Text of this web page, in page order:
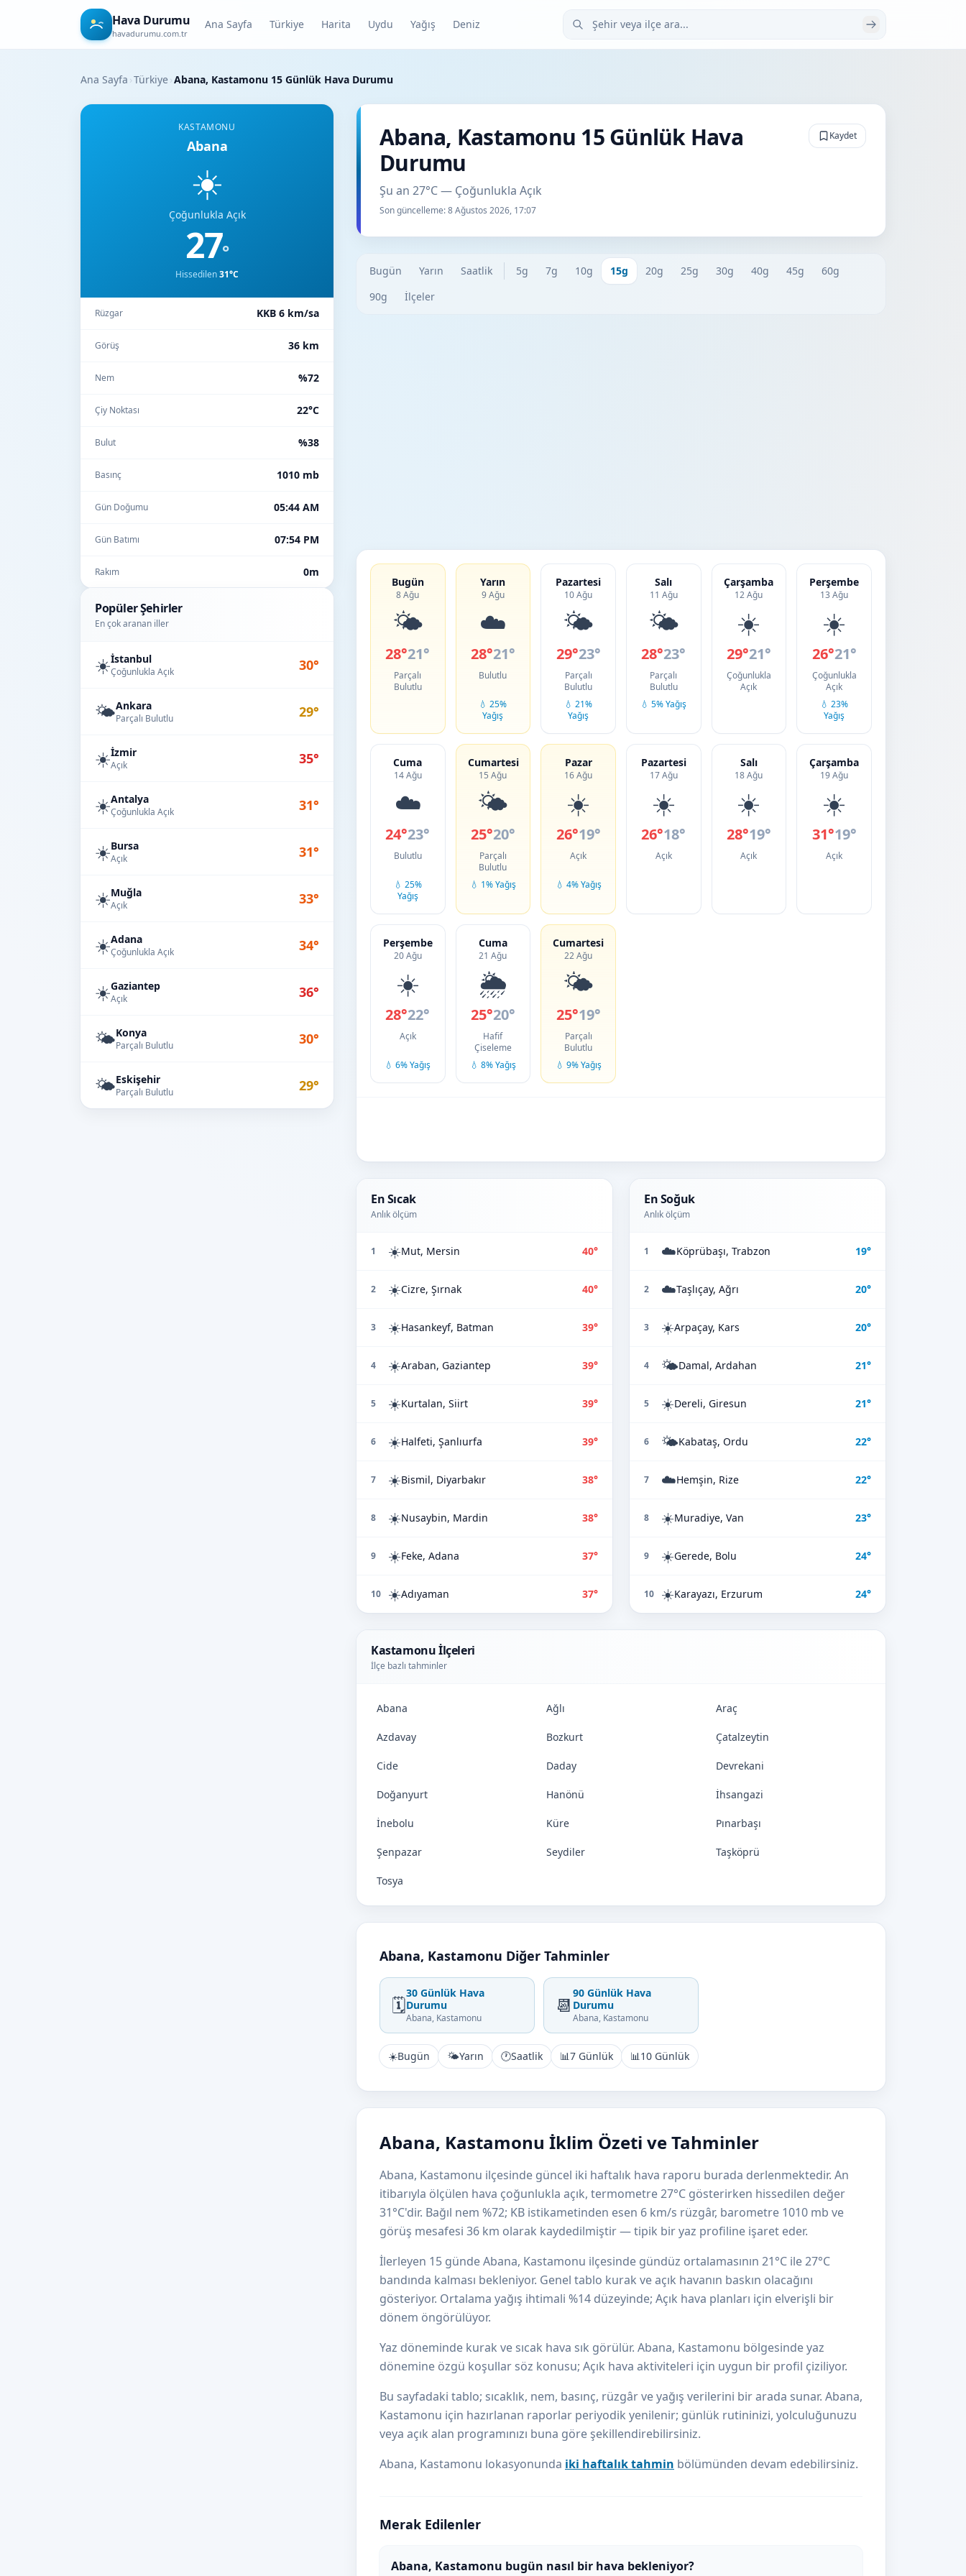
Hava Durumu
havadurumu.com.tr
Ana Sayfa Türkiye Harita Uydu Yağış Deniz Şehir veya ilçe ara
Ana Sayfa ›Türkiye›Abana, Kastamonu 15 Günlük Hava Durumu
KASTAMONU
Abana
☀️
Çoğunlukla Açık
27°
Hissedilen31°C
Rüzgar KKB 6 km/sa
Görüş 36 km
Nem %72
Çiy Noktası 22°C
Bulut %38
Basınç 1010 mb
Gün Doğumu 05:44 AM
Gün Batımı 07:54 PM
Rakım 0m
Popüler Şehirler
En çok aranan iller
☀️İstanbul
Çoğunlukla Açık 30°
🌤️Ankara
Parçalı Bulutlu 29°
☀️İzmir
Açık 35°
☀️Antalya
Çoğunlukla Açık 31°
☀️Bursa
Açık 31°
☀️Muğla
Açık 33°
☀️Adana
Çoğunlukla Açık 34°
☀️Gaziantep
Açık 36°
🌤️Konya
Parçalı Bulutlu 30°
🌤️Eskişehir
Parçalı Bulutlu 29°
Abana, Kastamonu 15 Günlük Hava
Durumu
Şu an 27°C — Çoğunlukla Açık
Son güncelleme:8 Ağustos 2026, 17:07
Kaydet
Bugün Yarın Saatlik 5g 7g 10g 15g 20g 25g 30g 40g 45g
60g
90g
İlçeler
Bugün
8 Ağu
🌤️
28°21°
Parçalı
Bulutlu
Yarın
9 Ağu
☁️
28°21°
Bulutlu
💧 25%
Yağış
Pazartesi
10 Ağu
🌤️
29°23°
Parçalı
Bulutlu
💧 21%
Yağış
Salı
11 Ağu
🌤️
28°23°
Parçalı
Bulutlu
💧 5% Yağış
Çarşamba
12 Ağu
☀️
29°21°
Çoğunlukla
Açık
Perşembe
13 Ağu
☀️
26°21°
Çoğunlukla
Açık
💧 23%
Yağış
Cuma
14 Ağu
☁️
24°23°
Bulutlu
💧 25%
Yağış
Cumartesi
15 Ağu
🌤️
25°20°
Parçalı
Bulutlu
💧 1% Yağış
Pazar
16 Ağu
☀️
26°19°
Açık
💧 4% Yağış
Pazartesi
17 Ağu
☀️
26°18°
Açık
Salı
18 Ağu
☀️
28°19°
Açık
Çarşamba
19 Ağu
☀️
31°19°
Açık
Perşembe
20 Ağu
☀️
28°22°
Açık
💧 6% Yağış
Cuma
21 Ağu
🌦️
25°20°
Hafif
Çiseleme
💧 8% Yağış
Cumartesi
22 Ağu
🌤️
25°19°
Parçalı
Bulutlu
💧 9% Yağış
En Sıcak
Anlık ölçüm
1 ☀️Mut, Mersin 40°
2 ☀️Cizre, Şırnak 40°
3 ☀️Hasankeyf, Batman 39°
4 ☀️Araban, Gaziantep 39°
5 ☀️Kurtalan, Siirt 39°
6 ☀️Halfeti, Şanlıurfa 39°
7 ☀️Bismil, Diyarbakır 38°
8 ☀️Nusaybin, Mardin 38°
9 ☀️Feke, Adana 37°
10 ☀️Adıyaman 37°
En Soğuk
Anlık ölçüm
1 ☁️Köprübaşı, Trabzon 19°
2 ☁️Taşlıçay, Ağrı 20°
3 ☀️Arpaçay, Kars 20°
4 🌤️Damal, Ardahan 21°
5 ☀️Dereli, Giresun 21°
6 🌤️Kabataş, Ordu 22°
7 ☁️Hemşin, Rize 22°
8 ☀️Muradiye, Van 23°
9 ☀️Gerede, Bolu 24°
10 ☀️Karayazı, Erzurum 24°
Kastamonu İlçeleri
İlçe bazlı tahminler
Abana Ağlı Araç
Azdavay Bozkurt Çatalzeytin
Cide Daday Devrekani
Doğanyurt Hanönü İhsangazi
İnebolu Küre Pınarbaşı
Şenpazar Seydiler Taşköprü
Tosya
Abana, Kastamonu Diğer Tahminler
🗓️
30 Günlük Hava
Durumu
Abana, Kastamonu
📆
90 Günlük Hava
Durumu
Abana, Kastamonu
☀️Bugün 🌤️Yarın 🕐Saatlik 📊7 Günlük 📊10 Günlük
Abana, Kastamonu İklim Özeti ve Tahminler
Abana, Kastamonu ilçesinde güncel iki haftalık hava raporu burada derlenmektedir. An
itibarıyla ölçülen hava çoğunlukla açık, termometre 27°C gösterirken hissedilen değer
31°C'dir. Bağıl nem %72; KB istikametinden esen 6 km/s rüzgâr, barometre 1010 mb ve
görüş mesafesi 36 km olarak kaydedilmiştir — tipik bir yaz profiline işaret eder.
İlerleyen 15 günde Abana, Kastamonu ilçesinde gündüz ortalamasının 21°C ile 27°C
bandında kalması bekleniyor. Genel tablo kurak ve açık havanın baskın olacağını
gösteriyor. Ortalama yağış ihtimali %14 düzeyinde; Açık hava planları için elverişli bir
dönem öngörülüyor.
Yaz döneminde kurak ve sıcak hava sık görülür. Abana, Kastamonu bölgesinde yaz
dönemine özgü koşullar söz konusu; Açık hava aktiviteleri için uygun bir profil çiziliyor.
Bu sayfadaki tablo; sıcaklık, nem, basınç, rüzgâr ve yağış verilerini bir arada sunar. Abana,
Kastamonu için hazırlanan raporlar periyodik yenilenir; günlük rutininizi, yolculuğunuzu
veya açık alan programınızı buna göre şekillendirebilirsiniz.
Abana, Kastamonu lokasyonunda iki haftalık tahmin bölümünden devam edebilirsiniz.
Merak Edilenler
Abana, Kastamonu bugün nasıl bir hava bekleniyor?